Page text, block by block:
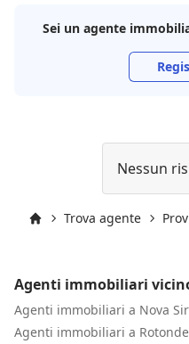
Sei un agente
Nessun
Trova agente
Agenti immobiliari
Agenti immobiliari a Nova
Agenti immobiliari a